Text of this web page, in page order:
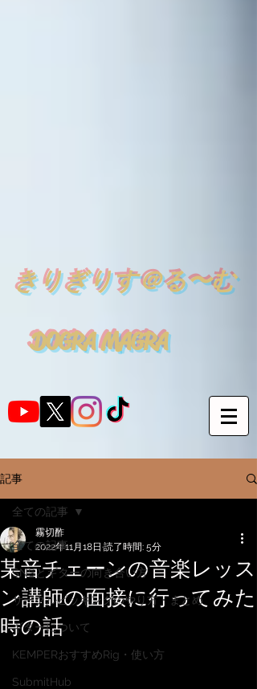
きりぎりす＠る〜む
DOGRA MAGRA
記事
全ての記事
SNSとギターの向き合い方
サークルピッキングのやり方・まとめ
ギターについて
KEMPERおすすめRig・使い方
SubmitHub
全ての記事
某音チェーンの音楽レッス
ン講師の面接に行ってみた
時の話
霧切酢
2022年11月18日 読了時間: 5分